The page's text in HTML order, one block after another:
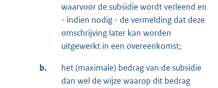
waarvoor de subsidie wordt verleend en
- indien nodig - de vermelding dat deze
omschrijving later kan worden
uitgewerkt in een overeenkomst;
b.
het (maximale) bedrag van de subsidie
dan wel de wijze waarop dit bedrag